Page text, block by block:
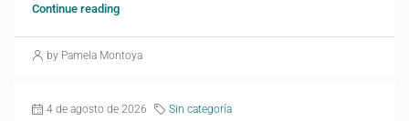
Continue reading
by Pamela Montoya
4 de agosto de 2026 Sin categoría